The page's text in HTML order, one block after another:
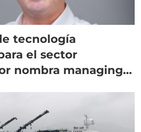
tecnología
el sector
nombra managing